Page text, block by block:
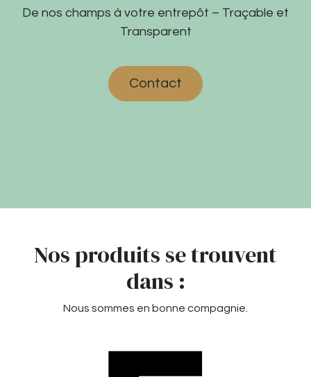
De nos champs à votre entrepôt – Traçable et
Transparent
Contact
Nos produits se trouvent
dans :
Nous sommes en bonne compagnie.